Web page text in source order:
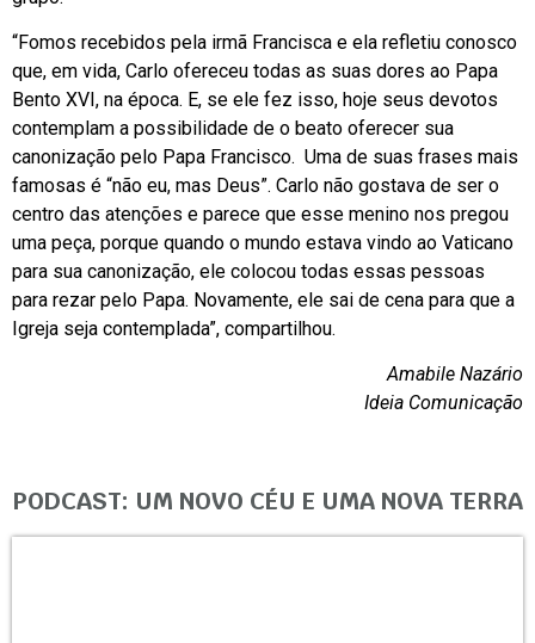
“Fomos recebidos pela irmã Francisca e ela refletiu conosco
que, em vida, Carlo ofereceu todas as suas dores ao Papa
Bento XVI, na época. E, se ele fez isso, hoje seus devotos
contemplam a possibilidade de o beato oferecer sua
canonização pelo Papa Francisco. Uma de suas frases mais
famosas é “não eu, mas Deus”. Carlo não gostava de ser o
centro das atenções e parece que esse menino nos pregou
uma peça, porque quando o mundo estava vindo ao Vaticano
para sua canonização, ele colocou todas essas pessoas
para rezar pelo Papa. Novamente, ele sai de cena para que a
Igreja seja contemplada”, compartilhou.
Amabile Nazário
Ideia Comunicação
PODCAST: UM NOVO CÉU E UMA NOVA TERRA